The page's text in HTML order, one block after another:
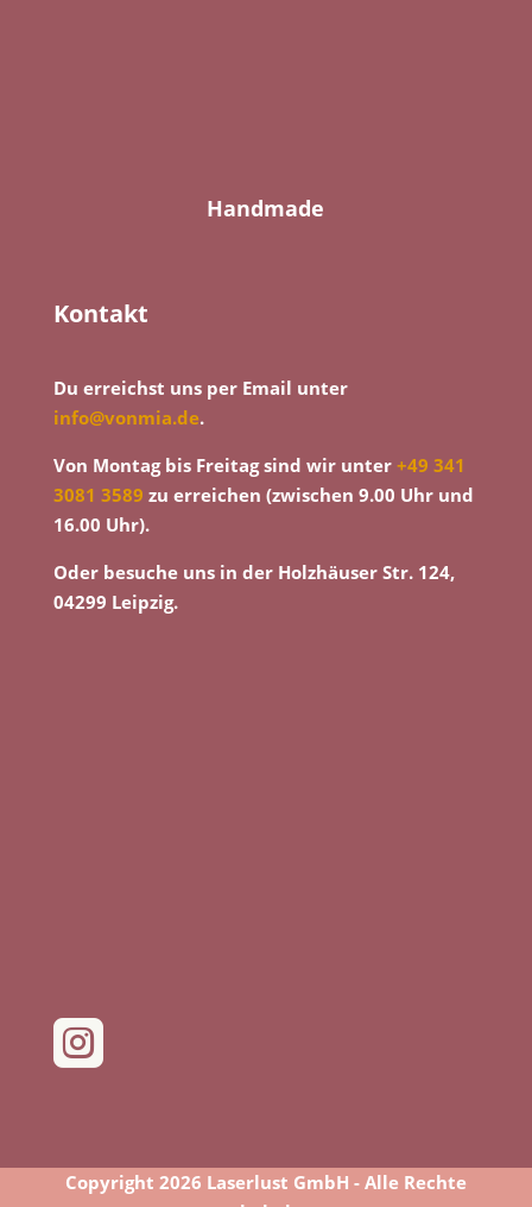
Handmade
Kontakt
Du erreichst uns per Email unter
info@vonmia.de.
Von Montag bis Freitag sind wir unter +49 341
3081 3589 zu erreichen (zwischen 9.00 Uhr und
16.00 Uhr).
Oder besuche uns in der Holzhäuser Str. 124,
04299 Leipzig.

Copyright 2026 Laserlust GmbH - Alle Rechte